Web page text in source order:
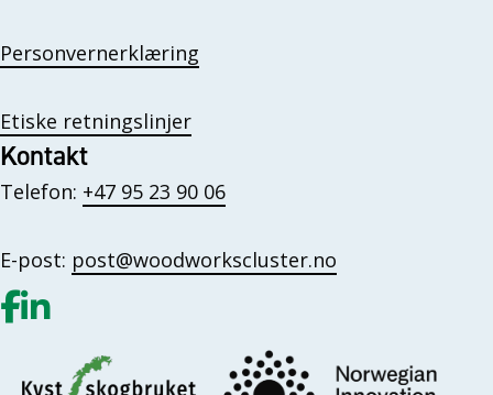
Personvernerklæring
Etiske retningslinjer
Kontakt
Telefon: +47 95 23 90 06
E-post: post@woodworkscluster.no
Gå til vår Facebook
Gå til vår LinkedIn